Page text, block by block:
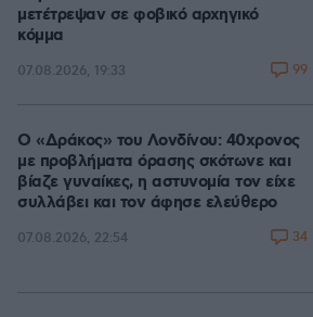
μετέτρεψαν σε φοβικό αρχηγικό
κόμμα
07.08.2026, 19:33 99
Ο «Δράκος» του Λονδίνου: 40χρονος
με προβλήματα όρασης σκότωνε και
βίαζε γυναίκες, η αστυνομία τον είχε
συλλάβει και τον άφησε ελεύθερο
07.08.2026, 22:54 34